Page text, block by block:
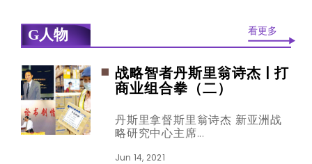
G人物 看更多
战略智者丹斯里翁诗杰 | 打
商业组合拳（二）
丹斯里拿督斯里翁诗杰 新亚洲战
略研究中心主席
Jun 14, 2021